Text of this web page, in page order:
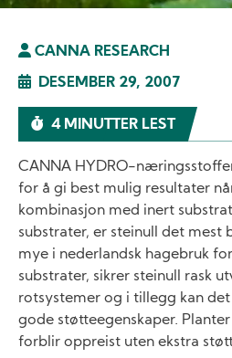
CANNA RESEARCH
DESEMBER 29, 2007
4 MINUTTER LEST
CANNA HYDRO-
for å gi best mulig resultater
kombinasjon med inert
substrater, er steinull det mest
mye i nederlandsk hagebruk
substrater, sikrer steinull rask
rotsystemer og i tillegg kan
gode støtteegenskaper. Planter
forblir oppreist uten ekstra